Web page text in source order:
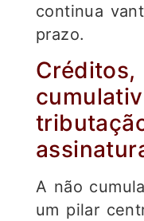
continua
prazo.
Créditos,
A não
um pilar